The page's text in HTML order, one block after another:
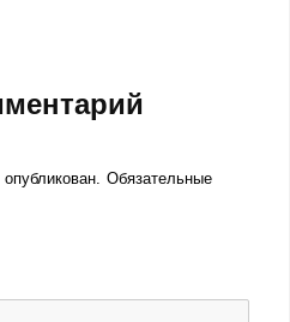
Обязательные